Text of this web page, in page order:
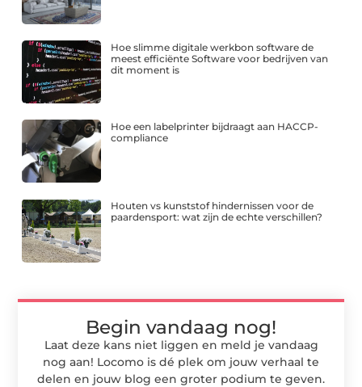
Hoe slimme digitale werkbon software de
meest efficiënte Software voor bedrijven van
dit moment is
Hoe een labelprinter bijdraagt aan HACCP-
compliance
Houten vs kunststof hindernissen voor de
paardensport: wat zijn de echte verschillen?
Begin vandaag nog!
Laat deze kans niet liggen en meld je vandaag
nog aan! Locomo is dé plek om jouw verhaal te
delen en jouw blog een groter podium te geven.